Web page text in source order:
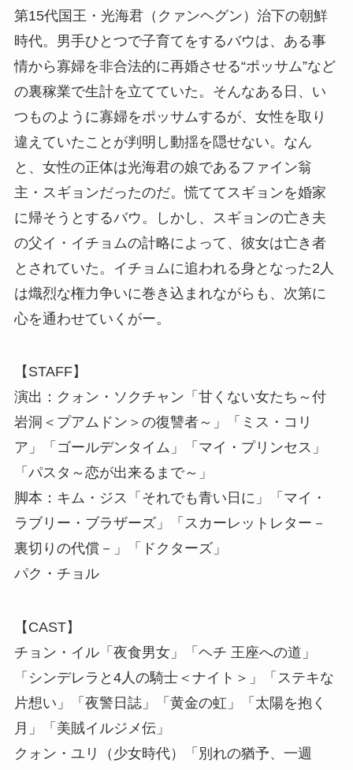
第15代国王・光海君（クァンヘグン）治下の朝鮮
時代。男手ひとつで子育てをするバウは、ある事
情から寡婦を非合法的に再婚させる“ポッサム”など
の裏稼業で生計を立てていた。そんなある日、い
つものように寡婦をポッサムするが、女性を取り
違えていたことが判明し動揺を隠せない。なん
と、女性の正体は光海君の娘であるファイン翁
主・スギョンだったのだ。慌ててスギョンを婚家
に帰そうとするバウ。しかし、スギョンの亡き夫
の父イ・イチョムの計略によって、彼女は亡き者
とされていた。イチョムに追われる身となった2人
は熾烈な権力争いに巻き込まれながらも、次第に
心を通わせていくがー。
【STAFF】
演出：クォン・ソクチャン「甘くない女たち～付
岩洞＜プアムドン＞の復讐者～」「ミス・コリ
ア」「ゴールデンタイム」「マイ・プリンセス」
「パスタ～恋が出来るまで～」
脚本：キム・ジス「それでも青い日に」「マイ・
ラブリー・ブラザーズ」「スカーレットレター－
裏切りの代償－」「ドクターズ」
パク・チョル
【CAST】
チョン・イル「夜食男女」「ヘチ 王座への道」
「シンデレラと4人の騎士＜ナイト＞」「ステキな
片想い」「夜警日誌」「黄金の虹」「太陽を抱く
月」「美賊イルジメ伝」
クォン・ユリ（少女時代）「別れの猶予、一週